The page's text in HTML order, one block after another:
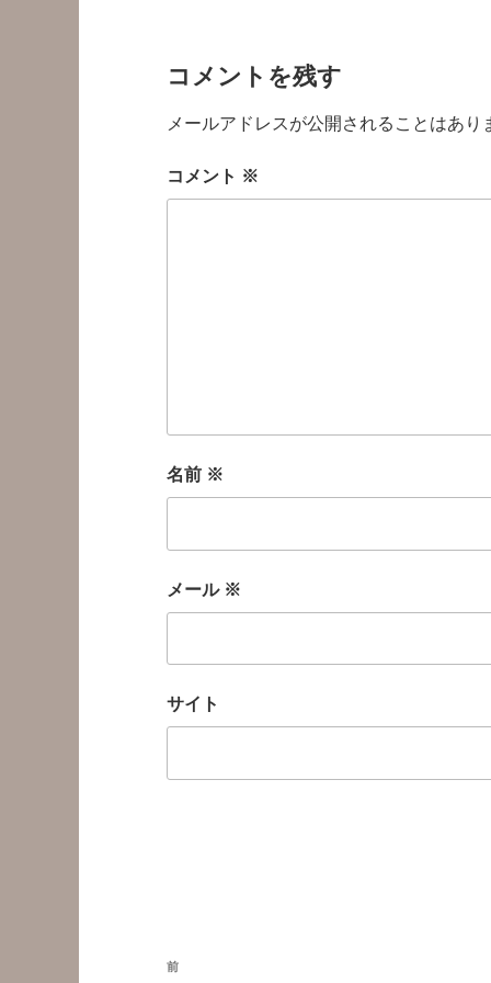
コメントを残す
メールアドレスが公開されることはあり
コメント ※
名前 ※
メール ※
サイト
投
前
前